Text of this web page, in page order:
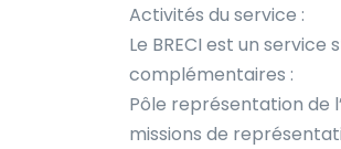
Activités du service :
Le BRECI est un
complémentaires :
Pôle représentation de
missions de